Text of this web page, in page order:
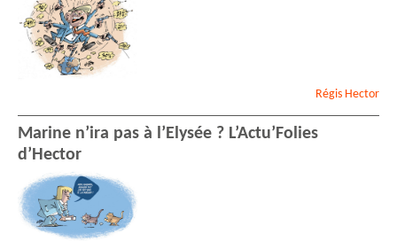
Régis Hector
Marine n’ira pas à l’Elysée ? L’Actu’Folies
d’Hector